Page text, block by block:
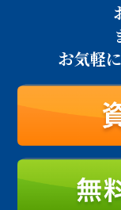
お気軽